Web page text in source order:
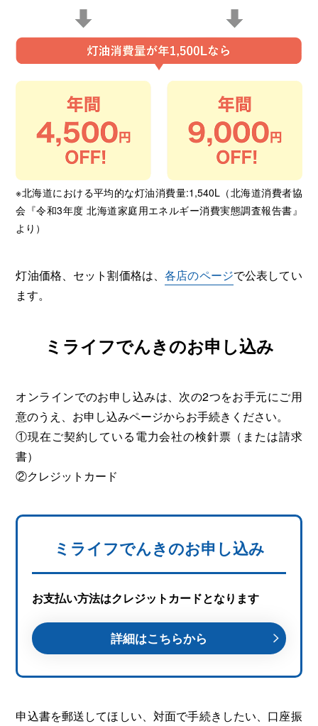
※北海道における平均的な灯油消費量:1,540L（北海道消費者協
会『令和3年度 北海道家庭用エネルギー消費実態調査報告書』
より）
灯油価格、セット割価格は、各店のページで公表してい
ます。
ミライフでんきのお申し込み
オンラインでのお申し込みは、次の2つをお手元にご用
意のうえ、お申し込みページからお手続きください。
①現在ご契約している電力会社の検針票（または請求
書）
②クレジットカード
ミライフでんきのお申し込み
お支払い方法はクレジットカードとなります
詳細はこちらから
申込書を郵送してほしい、対面で手続きしたい、口座振